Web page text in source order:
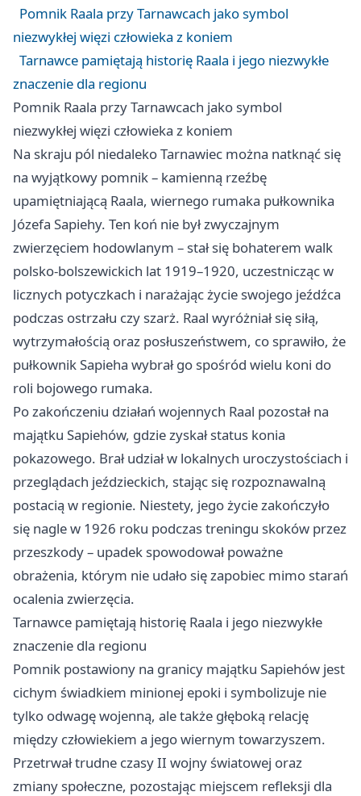
Pomnik Raala przy Tarnawcach jako symbol
niezwykłej więzi człowieka z koniem
Tarnawce pamiętają historię Raala i jego niezwykłe
znaczenie dla regionu
Pomnik Raala przy Tarnawcach jako symbol
niezwykłej więzi człowieka z koniem
Na skraju pól niedaleko Tarnawiec można natknąć się
na wyjątkowy pomnik – kamienną rzeźbę
upamiętniającą Raala, wiernego rumaka pułkownika
Józefa Sapiehy. Ten koń nie był zwyczajnym
zwierzęciem hodowlanym – stał się bohaterem walk
polsko-bolszewickich lat 1919–1920, uczestnicząc w
licznych potyczkach i narażając życie swojego jeźdźca
podczas ostrzału czy szarż. Raal wyróżniał się siłą,
wytrzymałością oraz posłuszeństwem, co sprawiło, że
pułkownik Sapieha wybrał go spośród wielu koni do
roli bojowego rumaka.
Po zakończeniu działań wojennych Raal pozostał na
majątku Sapiehów, gdzie zyskał status konia
pokazowego. Brał udział w lokalnych uroczystościach i
przeglądach jeździeckich, stając się rozpoznawalną
postacią w regionie. Niestety, jego życie zakończyło
się nagle w 1926 roku podczas treningu skoków przez
przeszkody – upadek spowodował poważne
obrażenia, którym nie udało się zapobiec mimo starań
ocalenia zwierzęcia.
Tarnawce pamiętają historię Raala i jego niezwykłe
znaczenie dla regionu
Pomnik postawiony na granicy majątku Sapiehów jest
cichym świadkiem minionej epoki i symbolizuje nie
tylko odwagę wojenną, ale także głęboką relację
między człowiekiem a jego wiernym towarzyszem.
Przetrwał trudne czasy II wojny światowej oraz
zmiany społeczne, pozostając miejscem refleksji dla